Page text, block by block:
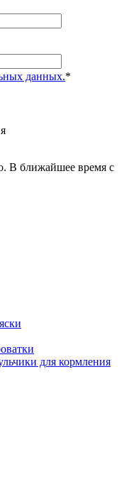
данных.*
В ближайшее время с
для кормления